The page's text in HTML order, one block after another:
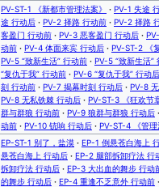
PV-ST-1 《新都市管理法案》 · PV-1 失途
途 行动后 · PV-2 择路 行动前 · PV-2 择路
客盈门 行动前 · PV-3 恶客盈门 行动后 ·
动前 · PV-4 体面来宾 行动后 · PV-ST-2 《
PV-5 “致新生活” 行动前 · PV-5 “致新生活”
“复仇于我” 行动前 · PV-6 “复仇于我” 行动后
刻 行动前 · PV-7 揭幕时刻 行动后 · PV-8
PV-8 无私铁棘 行动后 · PV-ST-3 《狂欢节
群与群狼 行动前 · PV-9 狼群与群狼 行动后 ·
动前 · PV-10 铳响 行动后 · PV-ST-4 《管理
EP-ST-1 别了，盐漠 · EP-1 倒悬苍白海上
悬苍白海上 行动后 · EP-2 腿部拆卸疗法 行
拆卸疗法 行动后 · EP-3 大出血的舞步 行动
的舞步 行动后 · EP-4 重逢不乏意外 行动前 ·